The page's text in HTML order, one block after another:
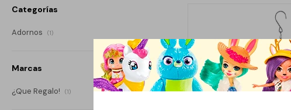
Categorías
Adornos (1)
Marcas
¿Que Regalo! (1)